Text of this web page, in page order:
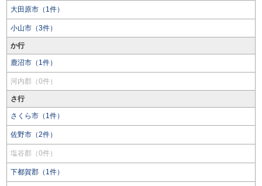
大田原市（1件）
小山市（3件）
か行
鹿沼市（1件）
河内郡（0件）
さ行
さくら市（1件）
佐野市（2件）
塩谷郡（0件）
下都賀郡（1件）